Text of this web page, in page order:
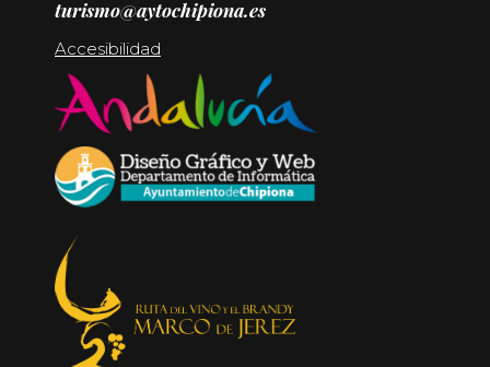
turismo@aytochipiona.es
Accesibilidad